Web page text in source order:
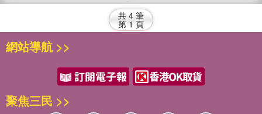
共 4 筆
第 1 頁
網站導航 >>
聚焦三民 >>